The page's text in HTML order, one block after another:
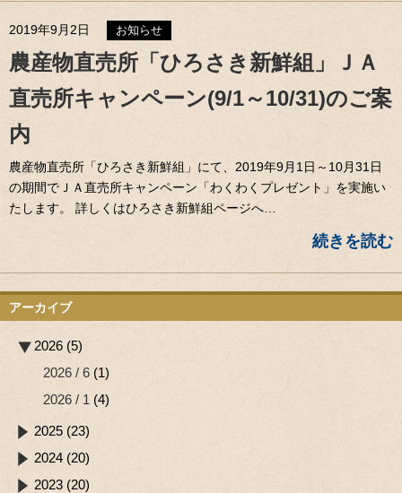
2019年9月2日 お知らせ
農産物直売所「ひろさき新鮮組」ＪＡ
直売所キャンペーン(9/1～10/31)のご案
内
農産物直売所「ひろさき新鮮組」にて、2019年9月1日～10月31日
の期間でＪＡ直売所キャンペーン「わくわくプレゼント」を実施い
たします。 詳しくはひろさき新鮮組ページへ…
続きを読む
アーカイブ
2026 (5)
2026 / 6 (1)
2026 / 1 (4)
2025 (23)
2024 (20)
2023 (20)